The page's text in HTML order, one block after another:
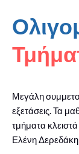
Μεγάλη
εξετάσεις. Τα
τμήματα
Ελένη Δερεδάκη